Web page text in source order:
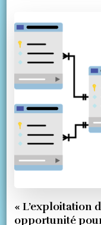
« L’exploitation
opportunité pour